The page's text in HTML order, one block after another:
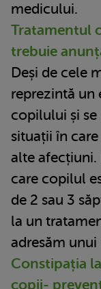
medicului.
Tratamentul
trebuie
Deși de cele
reprezintă un
copilului și se
situații în
alte afecțiuni.
care copilul
de 2 sau 3
la un
adresăm
Constipația la
copii-